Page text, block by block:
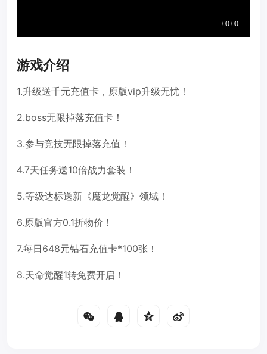
游戏介绍
1.升级送千元充值卡，原版vip升级无忧！
2.boss无限掉落充值卡！
3.参与竞技无限掉落充值！
4.7天任务送10倍战力套装！
5.等级达标送新《魔龙觉醒》领域！
6.原版官方0.1折物价！
7.每日648元钻石充值卡*100张！
8.天命觉醒1转免费开启！